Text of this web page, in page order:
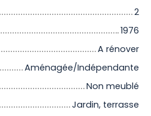
2
1976
A rénover
Aménagée/Indépendante
Non meublé
Jardin, terrasse